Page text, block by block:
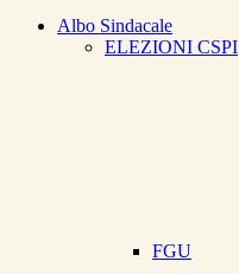
Albo Sindacale
ELEZIONI CSPI
FGU